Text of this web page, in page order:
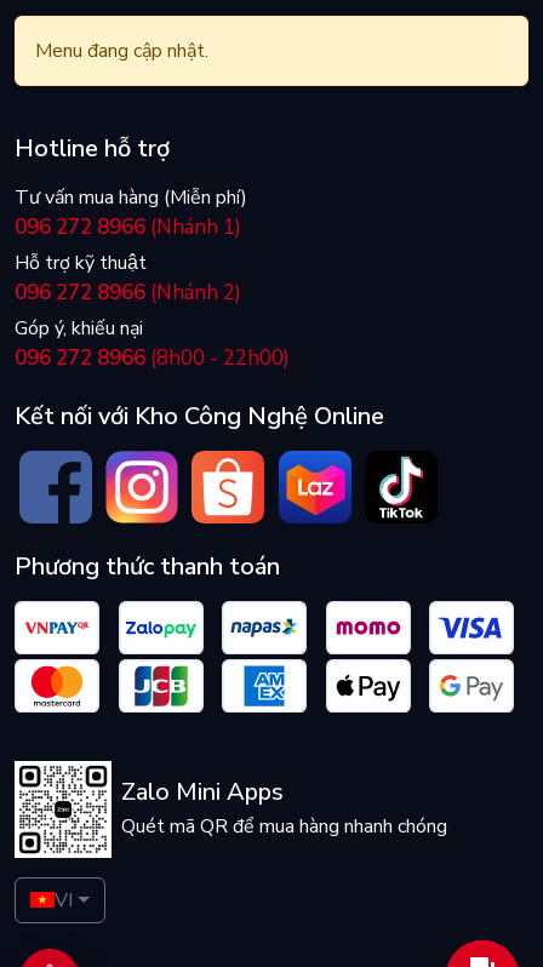
Menu đang cập nhật.
Hotline hỗ trợ
Tư vấn mua hàng (Miễn phí)
096 272 8966 (Nhánh 1)
Hỗ trợ kỹ thuật
096 272 8966 (Nhánh 2)
Góp ý, khiếu nại
096 272 8966 (8h00 - 22h00)
Kết nối với Kho Công Nghệ Online
Phương thức thanh toán
Zalo Mini Apps
Quét mã QR để mua hàng nhanh chóng
VI